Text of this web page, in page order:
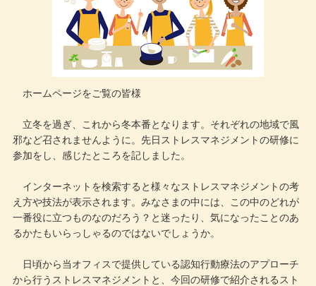
ホームページをご覧の皆様
立冬を過ぎ、これから冬本番となります。それぞれの地域で風
邪など召されませんように。先日ストレスマネジメントの研修に
参加をし、感じたところを記しました。
インターネットを検索すると様々なストレスマネジメントの考
え方や技法が表示されます。みなさまの中には、この中のどれが
一番役に立つものなのだろう？と迷ったり、気になったことのあ
るかたもいらっしゃるのではないでしょうか。
日頃から当オフィスで提供している認知行動療法のアプローチ
から行うストレスマネジメントと、今回の研修で紹介されるスト